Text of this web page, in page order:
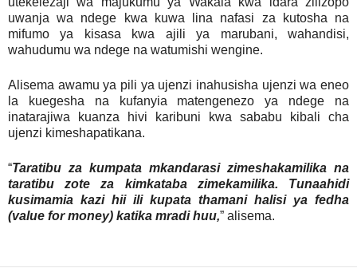
uwanja wa ndege kwa kuwa lina nafasi za kutosha na
mifumo ya kisasa kwa ajili ya marubani, wahandisi,
wahudumu wa ndege na watumishi wengine.
Alisema awamu ya pili ya ujenzi inahusisha ujenzi wa eneo
la kuegesha na kufanyia matengenezo ya ndege na
inatarajiwa kuanza hivi karibuni kwa sababu kibali cha
ujenzi kimeshapatikana.
“Taratibu za kumpata mkandarasi zimeshakamilika na
taratibu zote za kimkataba zimekamilika. Tunaahidi
kusimamia kazi hii ili kupata thamani halisi ya fedha
(value for money) katika mradi huu,” alisema.